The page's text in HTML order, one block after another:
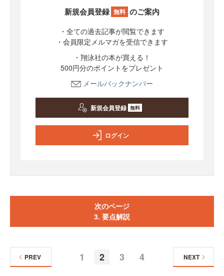
新規会員登録 無料 のご案内
・全ての過去記事が閲覧できます
・会員限定メルマガを受信できます
・翔泳社の本が買える！
500円分のポイントをプレゼント
メールバックナンバー
新規会員登録 無料
ログイン
次のページ
3. 要点解説
1 2 3 4
PREV NEXT